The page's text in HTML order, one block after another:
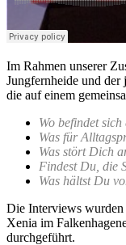
Im Rahmen unserer
Jungfernheide und der
die auf einem
Wo befindet
Was für
Was stört Dich
Findest Du, die
Was hältst Du
Die Interviews
Xenia im
durchgeführt.